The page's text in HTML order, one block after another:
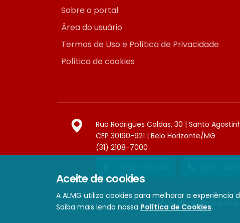
Aceite de cookies
A ALMG utiliza cookies para melhorar a
Saiba mais lendo nossa Política de Cookies.
Sobre o portal
Área do usuário
Termos de Uso e Política de Privacidade
Política de cookies
Rua Rodrigues Caldas, 30 | Santo
CEP 30190-921 | Belo Horizonte/MG
(31) 2108-7000
Este site é protegido